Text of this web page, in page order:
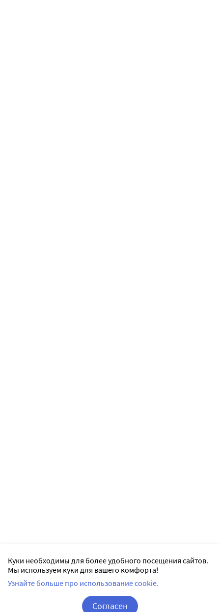
Куки необходимы для более удобного посещения сайтов.
Мы используем куки для вашего комфорта!
Узнайте больше про использование cookie.
Согласен